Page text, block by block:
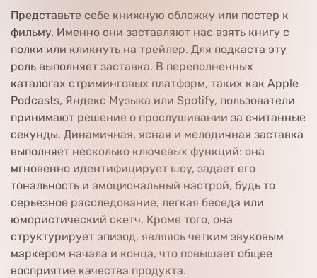
Представьте себе книжную обложку или постер к
фильму. Именно они заставляют нас взять книгу с
полки или кликнуть на трейлер. Для подкаста эту
роль выполняет заставка. В переполненных
каталогах стриминговых платформ, таких как Apple
Podcasts, Яндекс Музыка или Spotify, пользователи
принимают решение о прослушивании за считанные
секунды. Динамичная, ясная и мелодичная заставка
выполняет несколько ключевых функций: она
мгновенно идентифицирует шоу, задает его
тональность и эмоциональный настрой, будь то
серьезное расследование, легкая беседа или
юмористический скетч. Кроме того, она
структурирует эпизод, являясь четким звуковым
маркером начала и конца, что повышает общее
восприятие качества продукта.